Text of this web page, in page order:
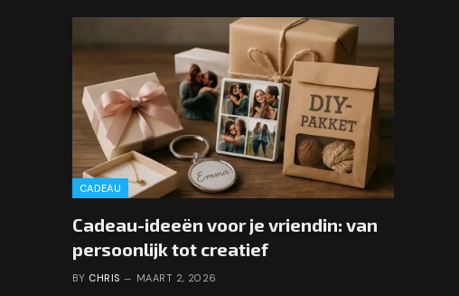
CADEAU
Cadeau-ideeën voor je vriendin: van
persoonlijk tot creatief
BY CHRIS MAART 2, 2026